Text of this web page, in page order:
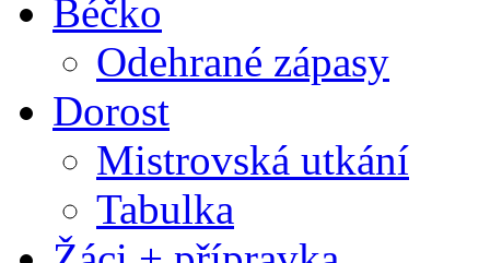
Béčko
Odehrané zápasy
Dorost
Mistrovská utkání
Tabulka